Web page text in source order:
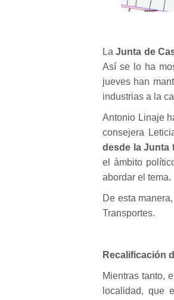
LaJunta de
Así se lo ha
jueves han
industrias a la
Antonio Linaje
consejera
desde la Junta
el ámbito
abordar el tema.
De esta
Transportes.
Recalificación
Mientras tanto,
localidad, que